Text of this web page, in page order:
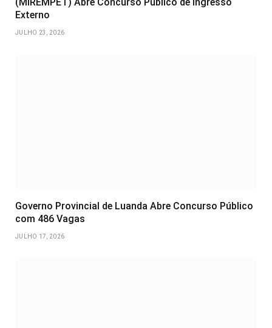
Externo
JULHO 23, 2026
Governo Provincial de Luanda Abre Concurso Público
com 486 Vagas
JULHO 17, 2026